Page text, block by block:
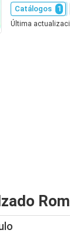
al sitio
Catálogos 1
Última